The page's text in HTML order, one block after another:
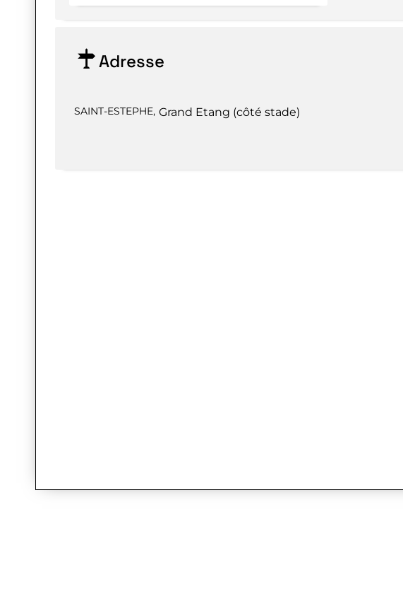
Adresse
SAINT-ESTEPHE, Grand Etang (côté stade)